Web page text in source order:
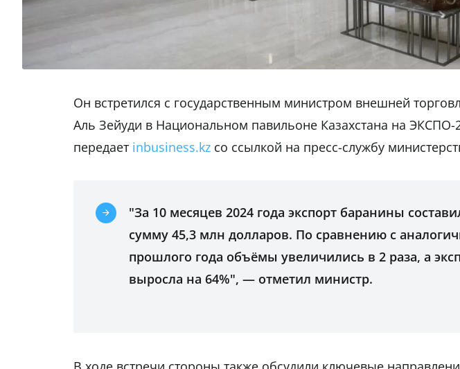
Он встретился с государственным министром внешней
Аль Зейуди в Национальном павильоне Казахстана на ЭКСПО-
передает inbusiness.kz со ссылкой на пресс-службу
"За 10 месяцев 2024 года экспорт баранины
сумму 45,3 млн долларов. По сравнению с
прошлого года объёмы увеличились в 2 раза, а
выросла на 64%", — отметил министр.